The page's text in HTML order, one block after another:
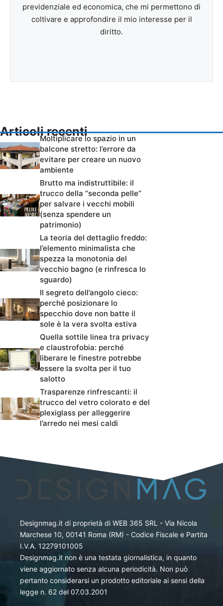
previdenziale ed economica, che mi permettono di
coltivare e approfondire il mio interesse per il
diritto.
Articoli recenti
Moltiplicare lo spazio in un
balcone stretto: l’errore da
evitare per creare un nuovo
ambiente
Brutto ma indistruttibile: il
trucco della “seconda pelle”
per salvare i vecchi mobili
(senza spendere un
patrimonio)
La teoria del dettaglio freddo:
l’elemento minimalista che
spezza la monotonia del
vecchio bagno (e rinfresca lo
sguardo)
Il segreto dell’angolo cieco:
perché posizionare lo
specchio dove non batte il
sole è la vera svolta estiva
Quella sottile linea tra privacy
e claustrofobia: perché
liberare le finestre potrebbe
essere la svolta per il tuo
salotto
Trasparenze rinfrescanti: il
trucco del vetro colorato e del
plexiglass per alleggerire
l’arredo nei mesi caldi
Designmag.it di proprietà di WEB 365 SRL - Via Nicola
Marchese 10, 00141 Roma (RM) - Codice Fiscale e Partita
I.V.A. 12279101005
Designmag.it non è una testata giornalistica, in quanto
viene aggiornato senza alcuna periodicità. Non può
pertanto considerarsi un prodotto editoriale ai sensi della
legge n. 62 del 07.03.2001